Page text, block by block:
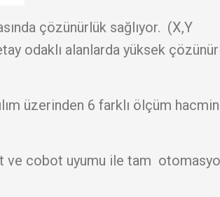
çözünürlük sağlıyor. (X,Y
odaklı alanlarda yüksek
üzerinden 6 farklı ölçüm
ve cobot uyumu ile tam